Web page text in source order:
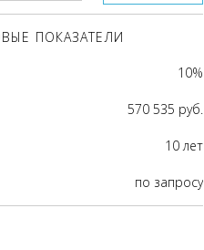
ПОКАЗАТЕЛИ
10%
570 535 руб.
10 лет
по запросу